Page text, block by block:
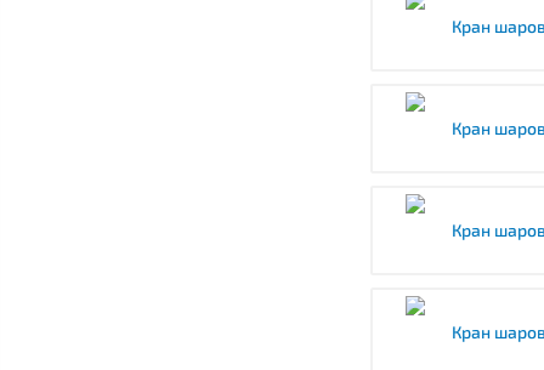
Кран
Кран
Кран
Кран